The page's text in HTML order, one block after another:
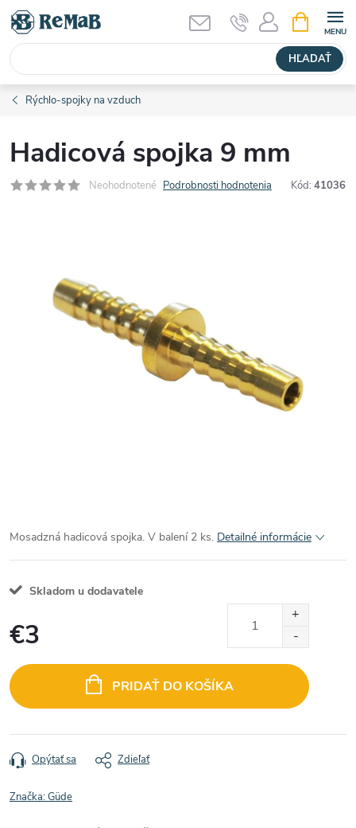
Prejsť
obsah
HĽADAŤ
KOŠÍK
Rýchlo-spojky na vzduch
Hadicová spojka 9 mm
Neohodnotené Podrobnosti hodnotenia Kód: 41036
Mosadzná hadicová spojka. V balení 2 ks. Detailné informácie
Skladom u dodavatele
€3
cena:
PRIDAŤ DO KOŠÍKA
Opýtať sa Zdieľať
Značka:Güde